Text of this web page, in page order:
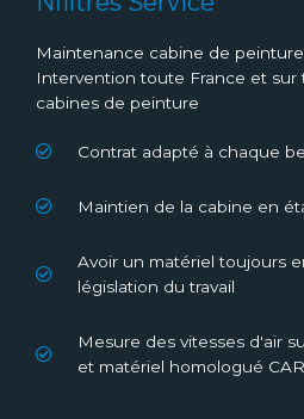
Maintenance cabine de peinture
Intervention toute France et sur
cabines de peinture
Contrat adapté à chaque
Maintien de la cabine en
Avoir un matériel toujours
législation du travail
Mesure des vitesses d'air
et matériel homologué